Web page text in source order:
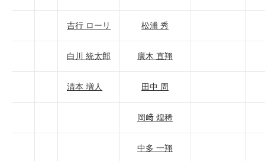
吉行 ローリ 松浦 秀
白川 統太郎 廣木 直翔
清本 増人 田中 周
岡﨑 煌稀
中多 一翔